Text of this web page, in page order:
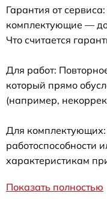
Гарантия от
комплектующие —
Что считается
Для работ:
который прямо
(например,
Для
работоспособности
характеристикам
Показать полностью